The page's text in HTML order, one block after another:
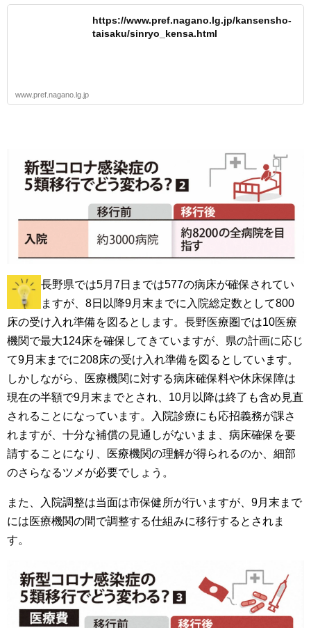
https://www.pref.nagano.lg.jp/kansensho-
taisaku/sinryo_kensa.html
www.pref.nagano.lg.jp
長野県では5月7日までは577の病床が確保されてい
ますが、8日以降9月末までに入院総定数として800
床の受け入れ準備を図るとします。長野医療圏では10医療
機関で最大124床を確保してきていますが、県の計画に応じ
て9月末までに208床の受け入れ準備を図るとしています。
しかしながら、医療機関に対する病床確保料や休床保障は
現在の半額で9月末までとされ、10月以降は終了も含め見直
されることになっています。入院診療にも応招義務が課さ
れますが、十分な補償の見通しがないまま、病床確保を要
請することになり、医療機関の理解が得られるのか、細部
のさらなるツメが必要でしょう。
また、入院調整は当面は市保健所が行いますが、9月末まで
には医療機関の間で調整する仕組みに移行するとされま
す。